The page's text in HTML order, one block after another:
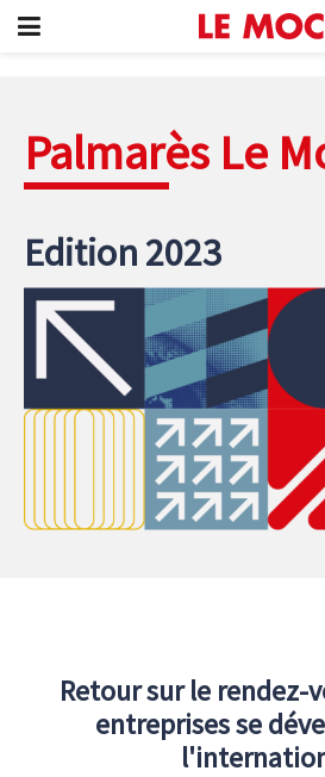
Palmarès Le
Edition 2023
Retour sur le rendez-
entreprises se